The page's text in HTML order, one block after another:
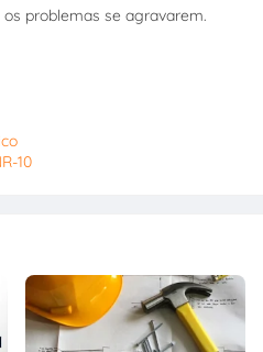
problemas se agravarem.
10